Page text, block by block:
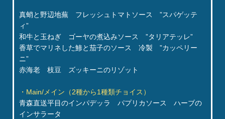
真蛸と野辺地蕪 フレッシュトマトソース ”スパゲッテ
ィ”
和牛と玉ねぎ ゴーヤの煮込みソース ”タリアテッレ”
香草でマリネした鯵と茄子のソース 冷製 ”カッペリー
ニ”
赤海老 枝豆 ズッキーニのリゾット
・Main/メイン（2種から1種類チョイス）
青森直送平目のインパデッラ パプリカソース ハーブの
インサラータ